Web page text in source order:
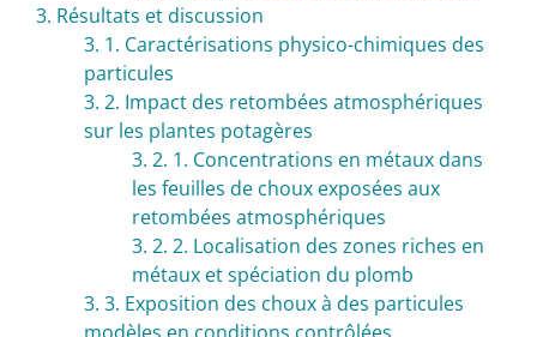
3. Résultats et discussion
3. 1. Caractérisations physico-chimiques des
particules
3. 2. Impact des retombées atmosphériques
sur les plantes potagères
3. 2. 1. Concentrations en métaux dans
les feuilles de choux exposées aux
retombées atmosphériques
3. 2. 2. Localisation des zones riches en
métaux et spéciation du plomb
3. 3. Exposition des choux à des particules